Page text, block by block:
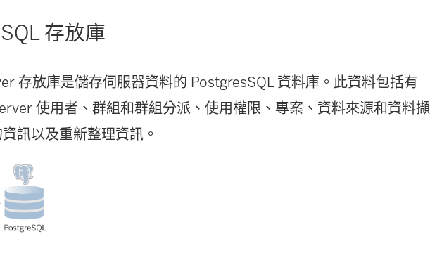
啟
)
存放庫
存放庫是儲存伺服器資料的 PostgresSQL 資料庫。此資料包括有
使用者、群組和群組分派、使用權限、專案、資料來源和資料擷
訊以及重新整理資訊。